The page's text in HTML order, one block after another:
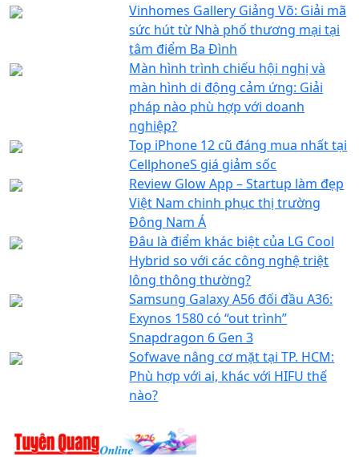
Vinhomes Gallery Giảng Võ: Giải mã
sức hút từ Nhà phố thương mại tại
tâm điểm Ba Đình
Màn hình trình chiếu hội nghị và
màn hình di động cảm ứng: Giải
pháp nào phù hợp với doanh
nghiệp?
Top iPhone 12 cũ đáng mua nhất tại
CellphoneS giá giảm sốc
Review Glow App – Startup làm đẹp
Việt Nam chinh phục thị trường
Đông Nam Á
Đâu là điểm khác biệt của LG Cool
Hybrid so với các công nghệ triệt
lông thông thường?
Samsung Galaxy A56 đối đầu A36:
Exynos 1580 có “out trình”
Snapdragon 6 Gen 3
Sofwave nâng cơ mặt tại TP. HCM:
Phù hợp với ai, khác với HIFU thế
nào?